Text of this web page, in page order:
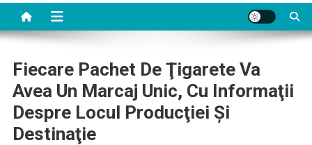
Fiecare Pachet De Ţigarete Va
Avea Un Marcaj Unic, Cu Informaţii
Despre Locul Producţiei Şi
Destinaţie